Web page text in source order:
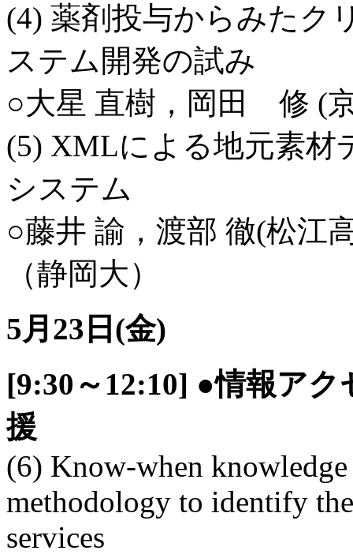
(4) 薬剤投与からみたク
ステム開発の試み
○大星 直樹，岡田 修 (
(5) XMLによる地元素材
システム
○藤井 諭，渡部 徹(松江
（静岡大）
5月23日(金)
[9:30～12:10] ●情報ア
援
(6) Know-when
methodology to identify
services